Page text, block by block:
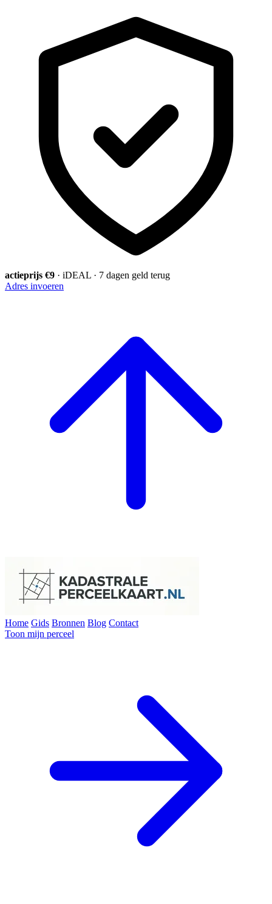
actieprijs €9 · iDEAL · 7 dagen geld terug
Adres invoeren
Home Gids Bronnen Blog Contact
Toon mijn perceel